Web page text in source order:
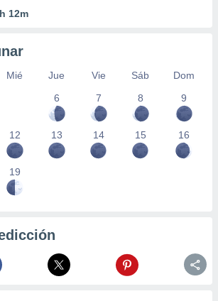
12m
Mié Jue Vie Sáb
Dom
6
7 8 9
12 13 14 15 16
19